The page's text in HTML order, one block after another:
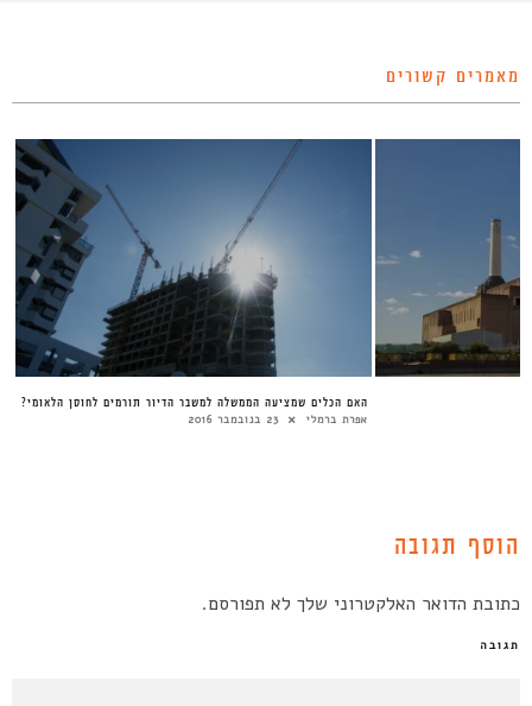
מאמרים קשורים
האם הכלים שמציעה הממשלה למשבר הדיור תורמים לחוסן הלאומי?
אפרת ברמלי 23 בנובמבר 2016
הוסף תגובה
כתובת הדואר האלקטרוני שלך לא תפורסם.
תגובה